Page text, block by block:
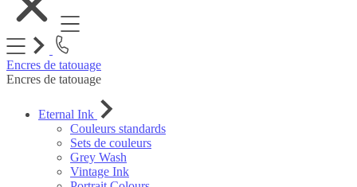
Encres de tatouage
Encres de tatouage
Eternal Ink
Couleurs standards
Sets de couleurs
Grey Wash
Vintage Ink